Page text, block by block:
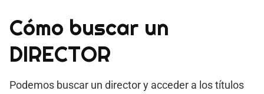
Cómo buscar un
DIRECTOR
Podemos buscar un director y acceder a los títulos